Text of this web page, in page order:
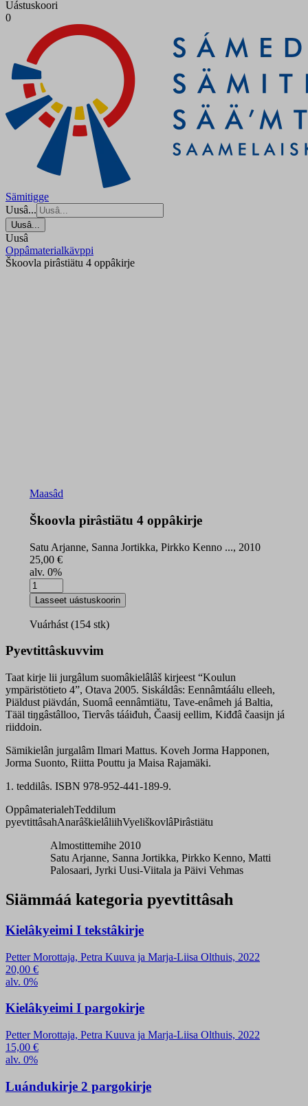
Uástuskoori
0
Sämitigge
Uusâ...
Uusâ...
Uusâ
Oppâmaterialkävppi
Škoovla pirâstiätu 4 oppâkirje
Maasâd
Škoovla pirâstiätu 4 oppâkirje
Satu Arjanne, Sanna Jortikka, Pirkko Kenno ..., 2010
25,00 €
alv. 0%
Škoovla
pirâstiätu
4
oppâkirje
Lasseet uástuskoorin
Vuárhást (154 stk)
Pyevtittâskuvvim
Taat kirje lii jurgâlum suomâkielâlâš kirjeest “Koulun
ympäristötieto 4”, Otava 2005. Siskáldâs: Eennâmtáálu elleeh,
Piäldust piävdán, Suomâ eennâmtiätu, Tave-enâmeh já Baltia,
Tääl tiŋgâstâlloo, Tiervâs tááiđuh, Čaasij eellim, Kiđđâ čaasijn já
riiddoin.
Sämikielân jurgalâm Ilmari Mattus. Koveh Jorma Happonen,
Jorma Suonto, Riitta Pouttu ja Maisa Rajamäki.
1. teddilâs. ISBN 978-952-441-189-9.
OppâmaterialehTeddilum
pyevtittâsahAnarâškielâliihVyeliškovlâPirâstiätu
Almostittemihe 2010
Satu Arjanne, Sanna Jortikka, Pirkko Kenno, Matti
Palosaari, Jyrki Uusi-Viitala ja Päivi Vehmas
Siämmáá kategoria pyevtittâsah
Kielâkyeimi I tekstâkirje
Petter Morottaja, Petra Kuuva ja Marja-Liisa Olthuis, 2022
20,00 €
alv. 0%
Kielâkyeimi I pargokirje
Petter Morottaja, Petra Kuuva ja Marja-Liisa Olthuis, 2022
15,00 €
alv. 0%
Luándukirje 2 pargokirje